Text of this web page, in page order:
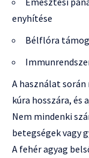
enyhítése
Bélflóra
A használat során
kúra hosszára,
Nem mindenki
betegségek vagy
A fehér agyag